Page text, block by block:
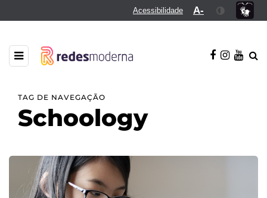
Acessibilidade A-
TAG DE NAVEGAÇÃO
Schoology